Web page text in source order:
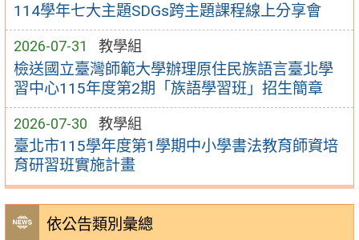
114學年七大主題SDGs跨主題課程線上分享會
2026-07-31 教學組
檢送國立臺灣師範大學辦理原住民族語言臺北學
習中心115年度第2期「族語學習班」招生簡章
2026-07-30 教學組
臺北市115學年度第1學期中小學書法教育師資培
育研習班實施計畫
依公告類別彙總